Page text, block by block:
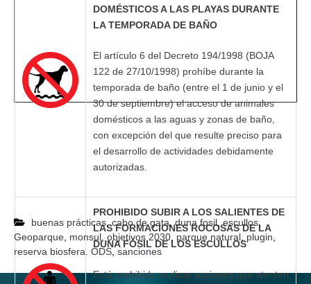
DOMÉSTICOS A LAS PLAYAS DURANTE
LA TEMPORADA DE BAÑO
El artículo 6 del Decreto 194/1998 (BOJA
122 de 27/10/1998) prohíbe durante la
temporada de baño (entre el 1 de junio y el
30 de septiembre) el acceso de animales
domésticos a las aguas y zonas de baño,
con excepción del que resulte preciso para
el desarrollo de actividades debidamente
autorizadas.
PROHIBIDO SUBIR A LOS SALIENTES DE
LAS FORMACIONES ROCOSASDE LA
DUNA FÓSIL DE LOS ESCULLOS
Está prohibido realizar acciones que atenten
buenas prácticas,cabo de gata,duna fosil,escullos,
Geoparque, monsul, objetivos 2030, parque natural, plugin,
reserva biosfera. ODS, sanciones